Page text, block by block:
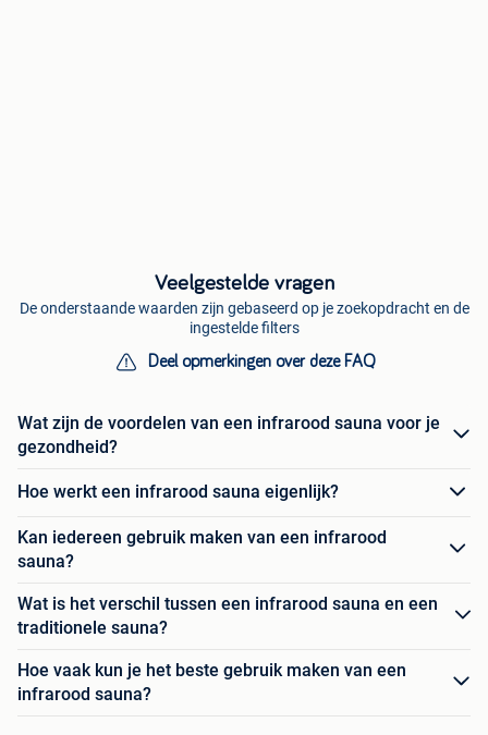
Veelgestelde vragen
De onderstaande waarden zijn gebaseerd op je zoekopdracht en de
ingestelde filters
Deel opmerkingen over deze FAQ
Wat zijn de voordelen van een infrarood sauna voor je
gezondheid?
Hoe werkt een infrarood sauna eigenlijk?
Kan iedereen gebruik maken van een infrarood
sauna?
Wat is het verschil tussen een infrarood sauna en een
traditionele sauna?
Hoe vaak kun je het beste gebruik maken van een
infrarood sauna?